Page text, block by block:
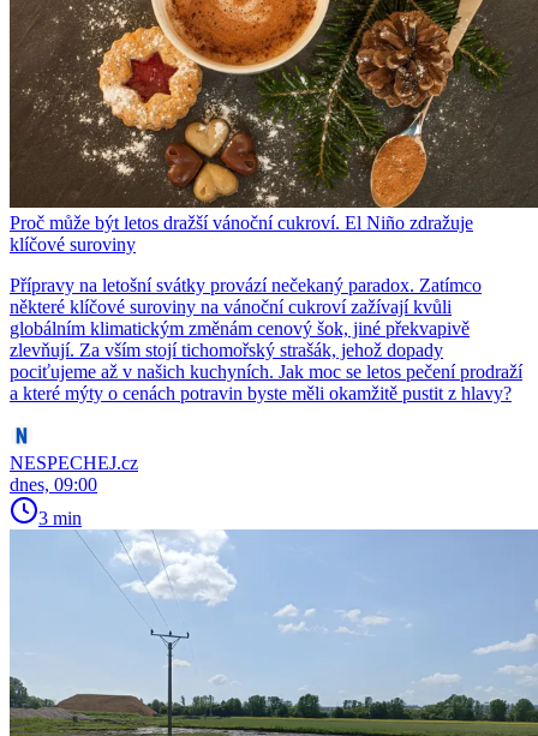
Proč může být letos dražší vánoční cukroví. El Niño zdražuje
klíčové suroviny
Přípravy na letošní svátky provází nečekaný paradox. Zatímco
některé klíčové suroviny na vánoční cukroví zažívají kvůli
globálním klimatickým změnám cenový šok, jiné překvapivě
zlevňují. Za vším stojí tichomořský strašák, jehož dopady
pociťujeme až v našich kuchyních. Jak moc se letos pečení prodraží
a které mýty o cenách potravin byste měli okamžitě pustit z hlavy?
NESPECHEJ.cz
dnes, 09:00
3 min